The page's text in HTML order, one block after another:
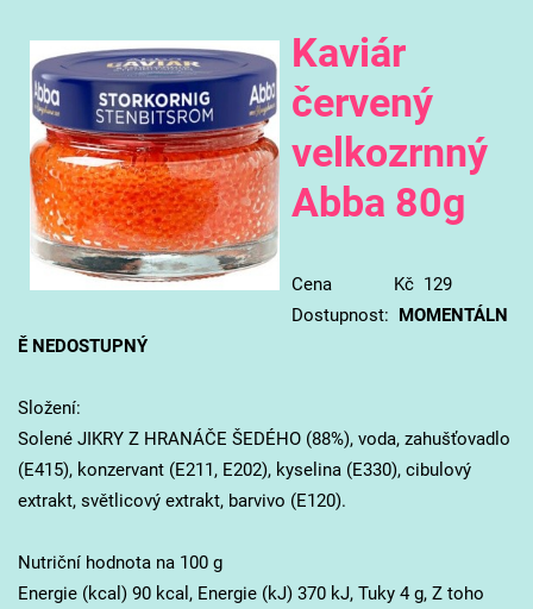
Kaviár
červený
velkozrnný
Abba 80g
Cena Kč 129
Dostupnost: MOMENTÁLN
Ě NEDOSTUPNÝ
Složení:
Solené JIKRY Z HRANÁČE ŠEDÉHO (88%), voda, zahušťovadlo
(E415), konzervant (E211, E202), kyselina (E330), cibulový
extrakt, světlicový extrakt, barvivo (E120).
Nutriční hodnota na 100 g
Energie (kcal) 90 kcal, Energie (kJ) 370 kJ, Tuky 4 g, Z toho